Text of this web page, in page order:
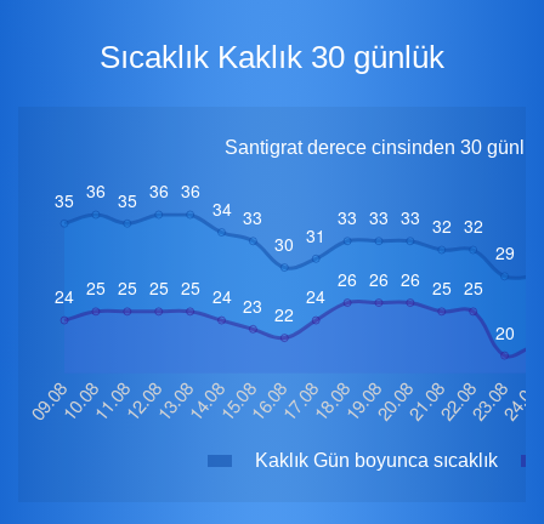
Sıcaklık Kaklık 30 günlük
Santigrat derece cinsinden 30
Kaklık Gün boyunca sıcaklık